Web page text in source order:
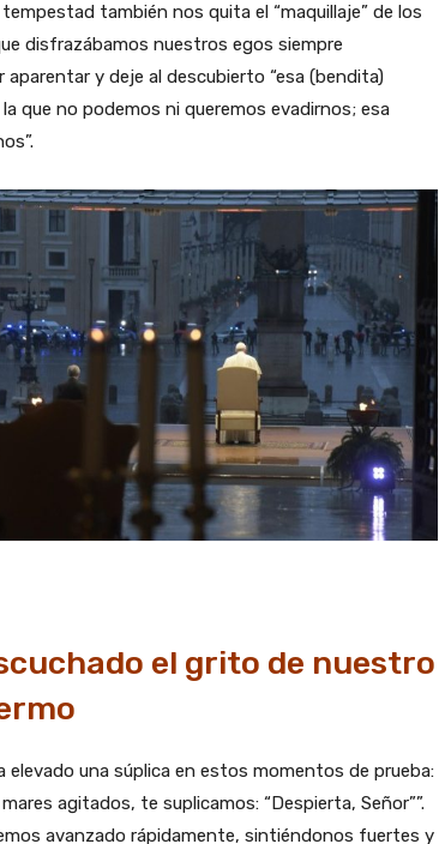
también nos quita el “maquillaje” de los
disfrazábamos nuestros egos siempre
y deje al descubierto “esa (bendita)
que no podemos ni queremos evadirnos; esa
el grito de nuestro
elevado una súplica en estos momentos de prueba:
agitados, te suplicamos: “Despierta, Señor””.
avanzado rápidamente, sintiéndonos fuertes y